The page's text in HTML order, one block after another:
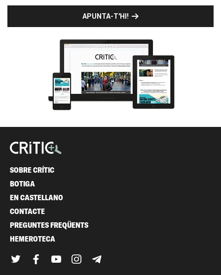
APUNTA-T'HI!
SOBRE CRÍTIC
BOTIGA
EN CASTELLANO
CONTACTE
PREGUNTES FREQÜENTS
HEMEROTECA
TwitterFacebook
YouTubeInstagram